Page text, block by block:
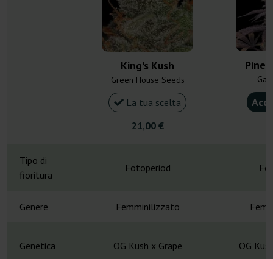
King's Kush
Green House Seeds
La tua scelta
21,00 €
Tipo di
fioritura
Fotoperiod
Genere Femminilizzato
Genetica OG Kush x Grape OG